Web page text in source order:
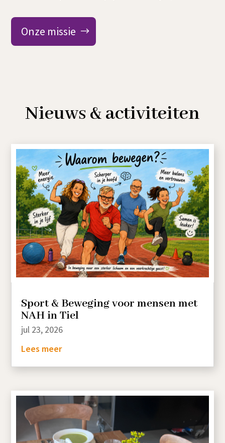
Onze missie
Nieuws & activiteiten
Sport & Beweging voor mensen met
NAH in Tiel
jul 23, 2026
Lees meer